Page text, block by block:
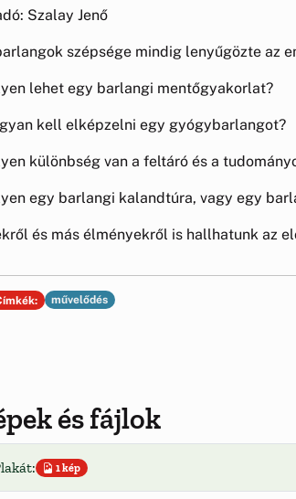
Szalay Jenő
szépsége mindig lenyűgözte az
lehet egy barlangi mentőgyakorlat?
kell elképzelni egy gyógybarlangot?
különbség van a feltáró és a
egy barlangi kalandtúra, vagy egy
és más élményekről is hallhatunk az
művelődés
és fájlok
1 kép